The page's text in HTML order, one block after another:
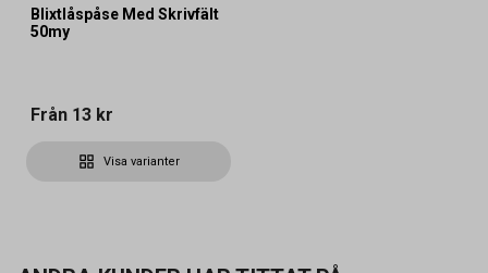
Blixtlåspåse Med Skrivfält
50my
Från 13 kr
Visa varianter